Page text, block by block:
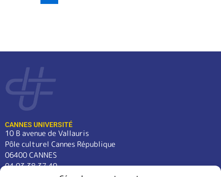
CANNES UNIVERSITÉ
10 B avenue de Vallauris
Pôle culturel Cannes République
06400 CANNES
04 93 38 37 49